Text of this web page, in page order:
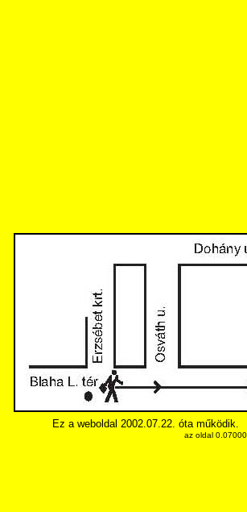
Ez a weboldal 2002.07.22. óta működik.
az oldal